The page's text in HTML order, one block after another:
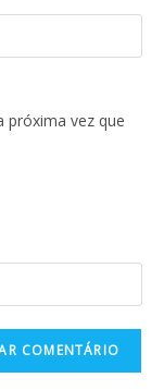
próxima vez que